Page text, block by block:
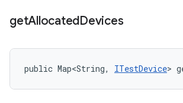
getAllocatedDevices
public Map<String, ITestDevice>